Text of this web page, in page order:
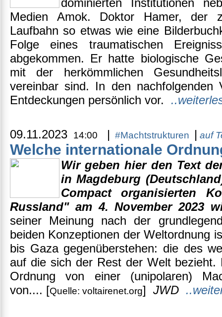
dominierten Institutionen
Medien Amok. Doktor Hamer, der
Laufbahn so etwas wie eine
Folge eines traumatischen
abgekommen. Er hatte biologische
mit der herkömmlichen
vereinbar sind. In den
Entdeckungen persönlich vor.
09.11.2023 14:00 | #Machtstrukturen | auf
Welche internationale
Wir geben hier den Text
in Magdeburg
Compact organisierten
Russland" am 4. November 2023
seiner Meinung nach der
beiden Konzeptionen der Weltordnung
bis Gaza gegenüberstehen: die des
auf die sich der Rest der Welt
Ordnung von einer (unipolaren)
von.... [Quelle: voltairenet.org] JWD